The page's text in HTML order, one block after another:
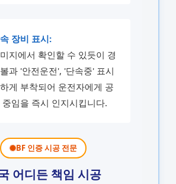
장비 표시:
지에서 확인할 수 있듯이 경
과 '안전운전', '단속중' 표시
게 부착되어 운전자에게 공
중임을 즉시 인지시킵니다.
BF 인증 시공 전문
어디든 책임 시공